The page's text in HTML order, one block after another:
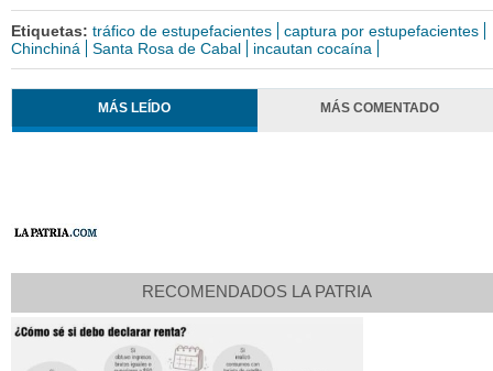
Etiquetas: tráfico de estupefacientes
captura por estupefacientes
Chinchiná
Santa Rosa de Cabal incautan cocaína
MÁS LEÍDO MÁS COMENTADO
RECOMENDADOS LA PATRIA